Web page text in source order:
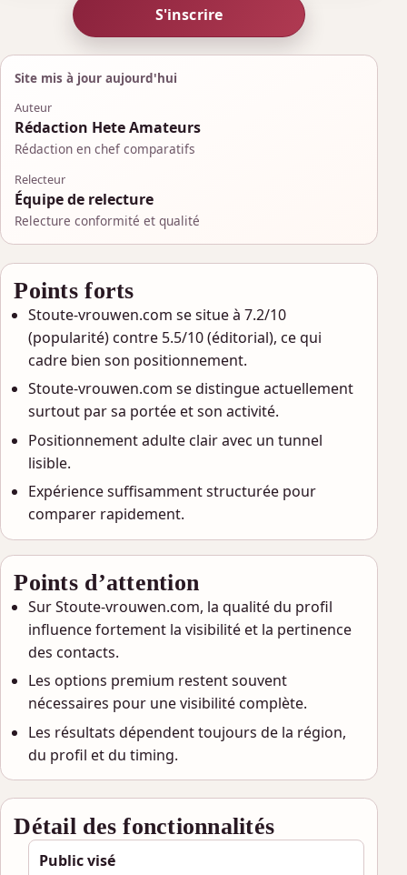
S'inscrire
Site mis à jour aujourd'hui
Auteur
Rédaction Hete Amateurs
Rédaction en chef comparatifs
Relecteur
Équipe de relecture
Relecture conformité et qualité
Points forts
Stoute-vrouwen.com se situe à 7.2/10
(popularité) contre 5.5/10 (éditorial), ce qui
cadre bien son positionnement.
Stoute-vrouwen.com se distingue actuellement
surtout par sa portée et son activité.
Positionnement adulte clair avec un tunnel
lisible.
Expérience suffisamment structurée pour
comparer rapidement.
Points d’attention
Sur Stoute-vrouwen.com, la qualité du profil
influence fortement la visibilité et la pertinence
des contacts.
Les options premium restent souvent
nécessaires pour une visibilité complète.
Les résultats dépendent toujours de la région,
du profil et du timing.
Détail des fonctionnalités
Public visé